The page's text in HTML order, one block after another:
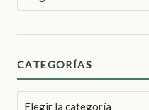
CATEGORÍAS